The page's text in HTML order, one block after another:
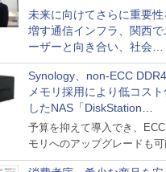
未来に向けてさらに重要性
増す通信インフラ、関西で
ーザーと向き合い、社会
の“あたらしい”を起動し続
る～オプテージ
Synology、non-ECC DDR4
メモリ採用により低コスト
したNAS「DiskStation
neo+」シリーズ
予算を抑えて導入でき、ECC
モリへのアップグレードも